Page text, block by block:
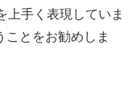
上手く表現していま
ことをお勧めしま